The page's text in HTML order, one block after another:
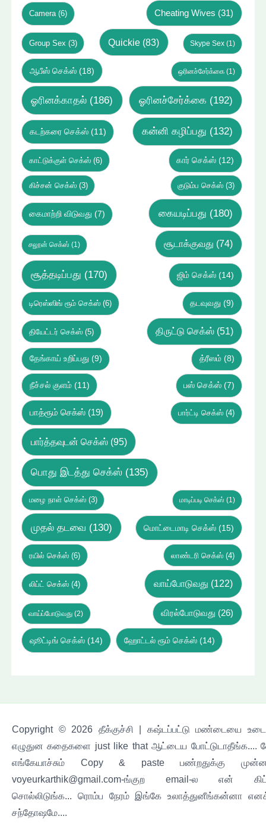
Camera(6) Cheating Wives (31)
Group Sex (3) Quickie (83) Skype Sex (1)
ஆபீஸ் செக்ஸ் (18) ஒரினச்சேர்க்கை (1)
ஓரினக்காதல் (186) ஓரினச்சேர்க்கை (192)
கடற்கரை செக்ஸ்(11) கன்னி கழிப்பது (132)
காட்டுக்குள் செக்ஸ் (6) கார் செக்ஸ் (12)
கிச்சன் செக்ஸ்(3) குடும்ப செக்ஸ் (3)
கைமாற்றி விடுவது (7) கையடிப்பது (180)
சலூன் செக்ஸ் (1) சூடாக்குவது (74)
சூத்தடிப்பது (170) ஜிம் செக்ஸ் (14)
டிரெஸ்ஸிங் ரூம் செக்ஸ் (6) தடவுவது (9)
தியேட்டர் செக்ஸ் (5) திருட்டு செக்ஸ்(51)
தேங்காய் உறிப்பது (9) த்ரீஸம்(8)
நீச்சல் குளம்(11) பஸ் செக்ஸ்(7)
பாத்ரூம் செக்ஸ் (19) பார்ட்டி செக்ஸ் (4)
பார்த்தவுடன் செக்ஸ்(95)
பொது இடத்து செக்ஸ் (135)
மழை நாள் செக்ஸ்(3) மாடிப்படி செக்ஸ் (1)
முதல் தடவை (130) மொட்டைமாடி செக்ஸ் (15)
ரயில் செக்ஸ் (6) லாண்டரி செக்ஸ் (4)
லிப்ட் செக்ஸ்(4) வாய்போடுவது (122)
வாய்ப்போடுவது (2) விரல்போடுவது (26)
ஷூட்டிங் செக்ஸ்(14) ஹோட்டல் ரூம் செக்ஸ்(14)
Copyright © 2026 தீக்குச்சி | கஷ்டப்பட்டு மண்டையை
எழுதுன கதைகளை just like that ஆட்டைய போட்டுடாதீங்க....
எங்கேயாச்சும் Copy & paste பண்றதுக்கு
voyeurkarthik@gmail.com-ங்குற email-ல என்
சொல்லிடுங்க... ரொம்ப நேரம் இங்கே உலாத்துனீங்கன்னா
சந்தோஷமே....